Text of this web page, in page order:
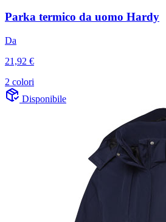
Parka termico da uomo Hardy
Da
21,92 €
2 colori
Disponibile